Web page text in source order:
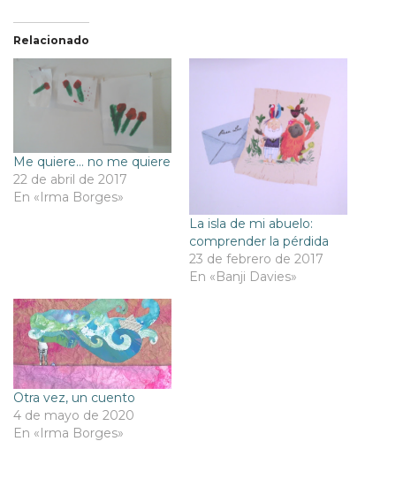
Relacionado
Me quiere… no me quiere
22 de abril de 2017
En «Irma Borges»
La isla de mi abuelo:
comprender la pérdida
23 de febrero de 2017
En «Banji Davies»
Otra vez, un cuento
4 de mayo de 2020
En «Irma Borges»